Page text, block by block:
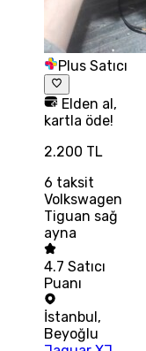
Plus Satıcı
Elden al,
kartla öde!
2.200 TL
6 taksit
Volkswagen
Tiguan sağ
ayna
4.7 Satıcı
Puanı
İstanbul,
Beyoğlu